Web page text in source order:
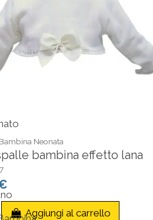
Neonata
bambina effetto lana
Aggiungi al carrello